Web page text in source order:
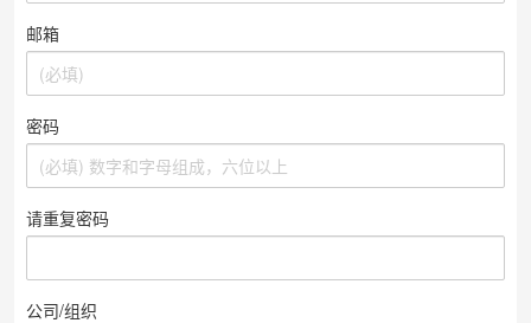
邮箱
密码
请重复密码
公司/组织